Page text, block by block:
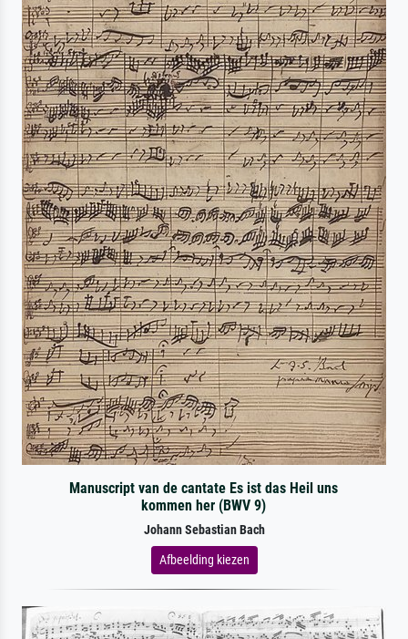
Manuscript van de cantate Es ist das Heil uns
kommen her (BWV 9)
Johann Sebastian Bach
Afbeelding kiezen